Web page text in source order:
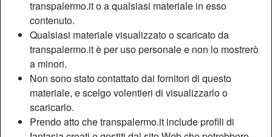
transpalermo.it o a qualsiasi materiale in esso
contenuto.
Qualsiasi materiale visualizzato o scaricato da
transpalermo.it è per uso personale e non lo mostrerò
a minori.
Non sono stato contattato dai fornitori di questo
materiale, e scelgo volentieri di visualizzarlo o
scaricarlo.
Prendo atto che transpalermo.it include profili di
Colore degli occhi:
Blu
Depilata:
Sì
Fumatrice:
Sì
person_pin Descrizione
Sono veramente convinta che non avete mai visto una
donne desiderosa e desiderabile come me, che con un
solo sguardo sarà in grado di farvi aumentare, in maniera